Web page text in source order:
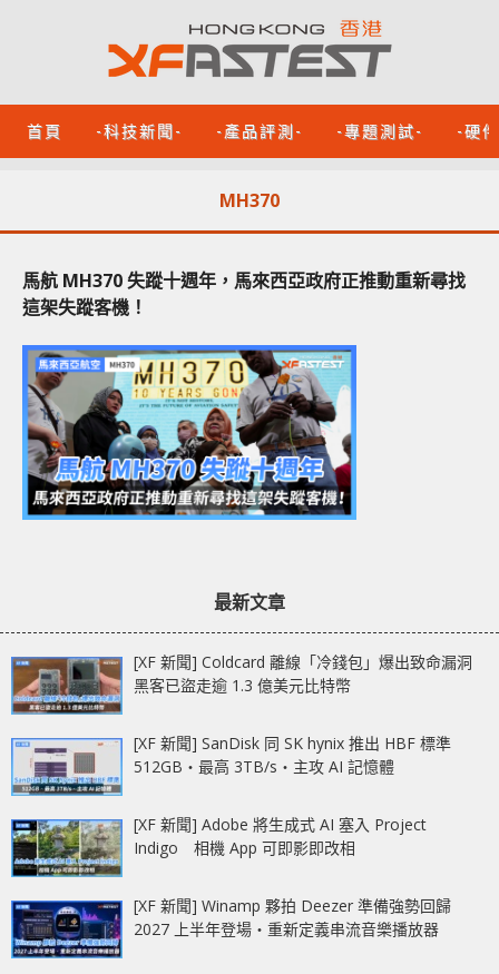
首頁 -科技新聞- -產品評測- -專題測試- -硬
MH370
馬航 MH370 失蹤十週年，馬來西亞政府正推動重新尋找
這架失蹤客機！
最新文章
[XF 新聞] Coldcard 離線「冷錢包」爆出致命漏洞
黑客已盜走逾 1.3 億美元比特幣
[XF 新聞] SanDisk 同 SK hynix 推出 HBF 標準
512GB‧最高 3TB/s‧主攻 AI 記憶體
[XF 新聞] Adobe 將生成式 AI 塞入 Project
Indigo 相機 App 可即影即改相
[XF 新聞] Winamp 夥拍 Deezer 準備強勢回歸
2027 上半年登場‧重新定義串流音樂播放器